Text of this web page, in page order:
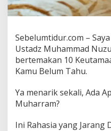
z
i
i
,
1
0
u
m
Sebelumtidur.com –
Ustadz Muhammad
bertemakan 10
Kamu Belum Tahu.
Ya menarik sekali, Ada
Muharram?
Ini Rahasia yang Jarang